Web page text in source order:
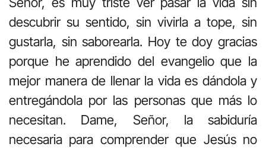
descubrir su sentido, sin vivirla a tope, sin
gustarla, sin saborearla. Hoy te doy gracias
porque he aprendido del evangelio que la
mejor manera de llenar la vida es dándola y
entregándola por las personas que más lo
necesitan. Dame, Señor, la sabiduría
necesaria para comprender que Jesús no